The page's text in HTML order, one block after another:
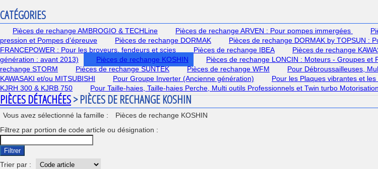
CATÉGORIES
Pièces de rechange AMBROGIO & TECHLine Pièces de rechange ARVEN : Pour pompes immergées
pression et Pompes d’épreuve
Pièces de rechange DORMAK Pièces de rechange DORMAK by TOPSUN :
FRANCEPOWER : Pour les broyeurs, fendeurs et scies
Pièces de rechange IBEA Pièces de rechange
génération : avant 2013)
Pièces de rechange KOSHIN Pièces de rechange LONCIN : Moteurs - Groupes et
rechange STORM
Pièces de rechange SUNTEK Pièces de rechange WFM
Pour Débroussailleuses,
KAWASAKI et/ou MITSUBISHI
Pour Groupe Inverter (Ancienne génération) Pour les Plaques vibrantes et
KJRH 300 & KJRB 750
Pour Taille-haies, Taille-haies Perche, Multi outils Professionnels et Twin turbo
PIÈCES DÉTACHÉES> PIÈCES DE RECHANGE KOSHIN
Vous avez sélectionné la famille :
Pièces de rechange KOSHIN
Filtrez par portion de code article ou désignation :
Filtrer
Trier par :